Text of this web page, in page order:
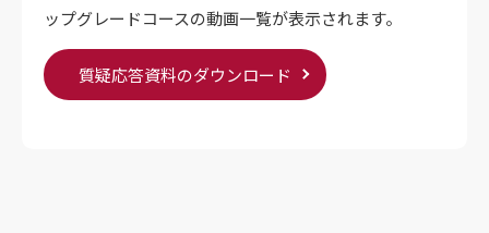
ップグレードコースの動画一覧が表示されます。
質疑応答資料のダウンロード